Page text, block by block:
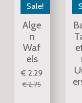
Sale!
Alge
n
Waf
els
€ 2,29
€ 2,75